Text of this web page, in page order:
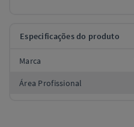
Especificações do produto
Marca
Área Profissional